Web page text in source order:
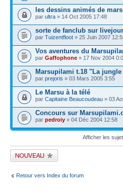
les dessins animés de
par ultra » 14 Oct 2005 17:48
sorte de fanclub sur
par Tuizentfloot » 25 Juin 2007
Vos aventures du
par Gaffophone » 17 Nov 2004
Marsupilami t.18 "La
par prejoris » 03 Mars 2005 3:55
Le Marsu à la télé
par Capitaine Beaucoudeau » 03
Concours sur
par pedroiy » 04 Déc 2004 12:58
Afficher les
Publier un nouveau
sujet
Retour vers Index du forum